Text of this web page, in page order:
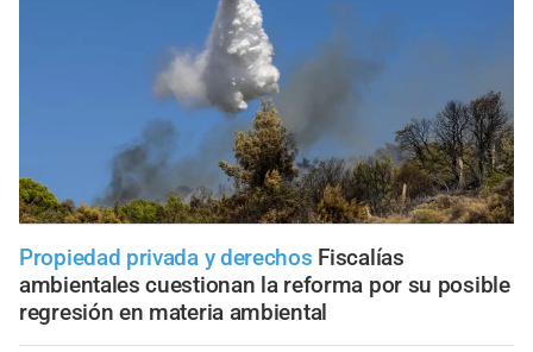
Propiedad privada y derechos Fiscalías
ambientales cuestionan la reforma por su posible
regresión en materia ambiental